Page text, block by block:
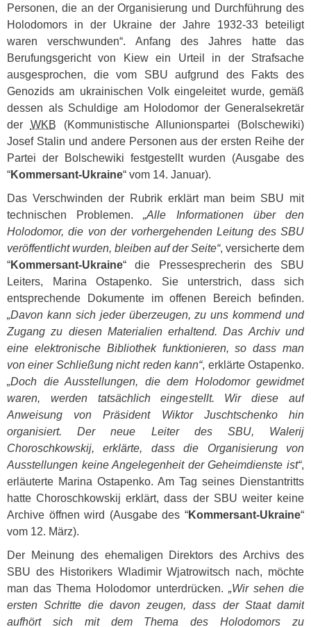
Personen, die an der Organisierung und Durchführung des
Holodomors in der Ukraine der Jahre 1932-33 beteiligt
waren verschwunden“. Anfang des Jahres hatte das
Berufungsgericht von Kiew ein Urteil in der Strafsache
ausgesprochen, die vom SBU aufgrund des Fakts des
Genozids am ukrainischen Volk eingeleitet wurde, gemäß
dessen als Schuldige am Holodomor der Generalsekretär
der WKB (Kommunistische Allunionspartei (Bolschewiki)
Josef Stalin und andere Personen aus der ersten Reihe der
Partei der Bolschewiki festgestellt wurden (Ausgabe des
“Kommersant-Ukraine“ vom 14. Januar).
Das Verschwinden der Rubrik erklärt man beim SBU mit
technischen Problemen.„Alle Informationen über den
Holodomor, die von der vorhergehenden Leitung des SBU
veröffentlicht wurden, bleiben auf der Seite“, versicherte dem
“Kommersant-Ukraine“ die Pressesprecherin des SBU
Leiters, Marina Ostapenko. Sie unterstrich, dass sich
entsprechende Dokumente im offenen Bereich befinden.
„Davon kann sich jeder überzeugen, zu uns kommend und
Zugang zu diesen Materialien erhaltend. Das Archiv und
eine elektronische Bibliothek funktionieren, so dass man
von einer Schließung nicht reden kann“, erklärte Ostapenko.
„Doch die Ausstellungen, die dem Holodomor gewidmet
waren, werden tatsächlich eingestellt. Wir diese auf
Anweisung von Präsident Wiktor Juschtschenko hin
organisiert. Der neue Leiter des SBU, Walerij
Choroschkowskij, erklärte, dass die Organisierung von
Ausstellungen keine Angelegenheit der Geheimdienste ist“,
erläuterte Marina Ostapenko. Am Tag seines Dienstantritts
hatte Choroschkowskij erklärt, dass der SBU weiter keine
Archive öffnen wird (Ausgabe des “Kommersant-Ukraine“
vom 12. März).
Der Meinung des ehemaligen Direktors des Archivs des
SBU des Historikers Wladimir Wjatrowitsch nach, möchte
man das Thema Holodomor unterdrücken. „Wir sehen die
ersten Schritte die davon zeugen, dass der Staat damit
aufhört sich mit dem Thema des Holodomors zu